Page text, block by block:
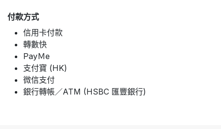
付款方式
信用卡付款
轉數快
PayＭe
支付寶 (HK)
微信支付
銀行轉帳／ATM (HSBC 匯豐銀行)